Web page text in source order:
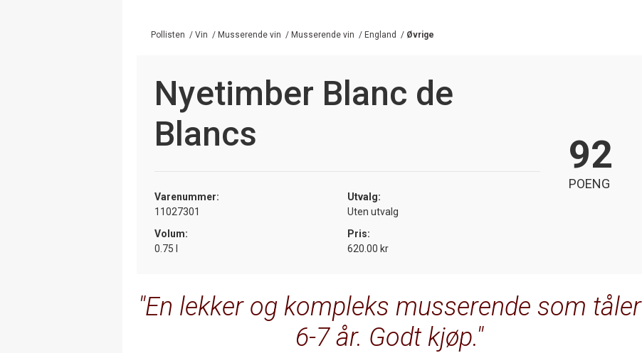
Pollisten / Vin / Musserende vin / Musserende vin / England / Øvrige
Nyetimber Blanc de
Blancs
Varenummer:
11027301
Utvalg:
Uten utvalg
Volum:
0.75 l
Pris:
620.00 kr
92
POENG
En lekker og kompleks musserende som tåler
6-7 år. Godt kjøp.